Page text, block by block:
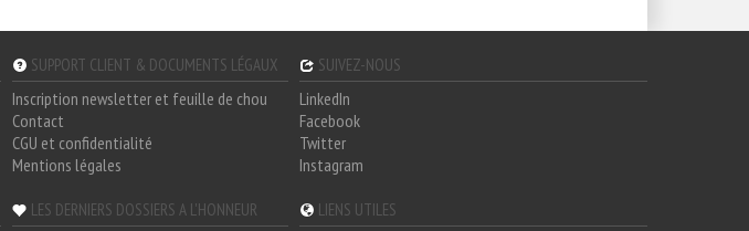
SUPPORT CLIENT & DOCUMENTS LÉGAUX
Inscription newsletter et feuille de chou
Contact
CGU et confidentialité
Mentions légales
SUIVEZ-NOUS
LinkedIn
Facebook
Twitter
Instagram
LES DERNIERS DOSSIERS A L'HONNEUR LIENS UTILES